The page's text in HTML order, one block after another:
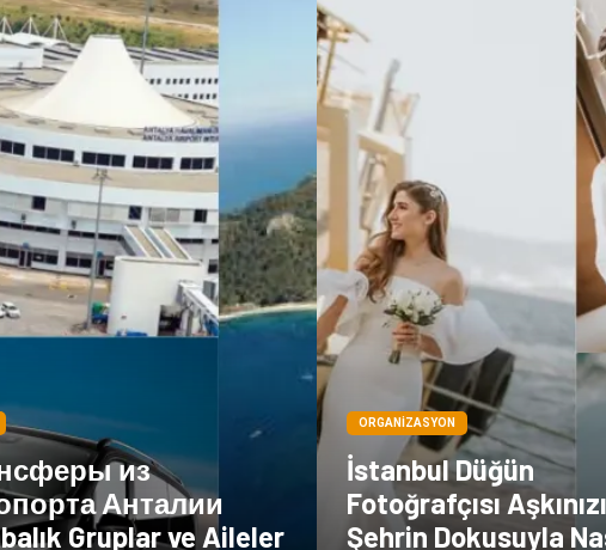
из
Анталии
Gruplar ve Aileler
ORGANIZASYON
İstanbul Düğün
Fotoğrafçısı Aşkınızı
Şehrin Dokusuyla